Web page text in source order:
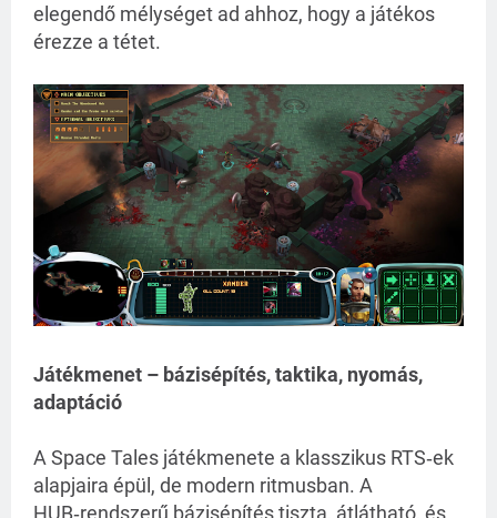
elegendő mélységet ad ahhoz, hogy a játékos
érezze a tétet.
Játékmenet – bázisépítés, taktika, nyomás,
adaptáció
A Space Tales játékmenete a klasszikus RTS‑ek
alapjaira épül, de modern ritmusban. A
HUB‑rendszerű bázisépítés tiszta, átlátható, és